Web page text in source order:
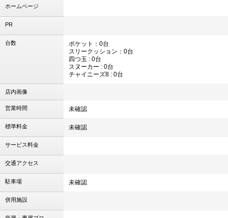
ホームページ
PR
台数
ポケット：0台
スリークッション：0台
四つ玉 : 0台
スヌーカー : 0台
チャイニーズ8 : 0台
店内画像
営業時間 未確認
標準料金 未確認
サービス料金
交通アクセス
駐車場 未確認
併用施設